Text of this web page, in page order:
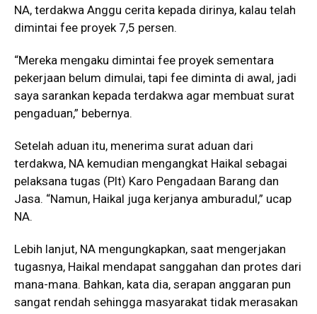
NA, terdakwa Anggu cerita kepada dirinya, kalau telah
dimintai fee proyek 7,5 persen.
“Mereka mengaku dimintai fee proyek sementara
pekerjaan belum dimulai, tapi fee diminta di awal, jadi
saya sarankan kepada terdakwa agar membuat surat
pengaduan,” bebernya.
Setelah aduan itu, menerima surat aduan dari
terdakwa, NA kemudian mengangkat Haikal sebagai
pelaksana tugas (Plt) Karo Pengadaan Barang dan
Jasa. “Namun, Haikal juga kerjanya amburadul,” ucap
NA.
Lebih lanjut, NA mengungkapkan, saat mengerjakan
tugasnya, Haikal mendapat sanggahan dan protes dari
mana-mana. Bahkan, kata dia, serapan anggaran pun
sangat rendah sehingga masyarakat tidak merasakan